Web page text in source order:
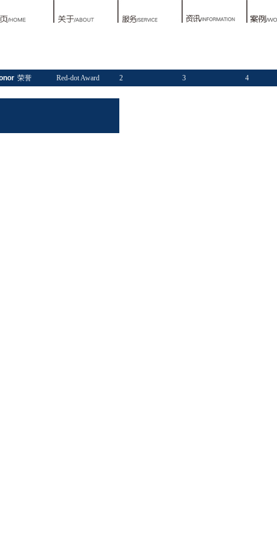
荣誉 Red-dot Award 2 3 4